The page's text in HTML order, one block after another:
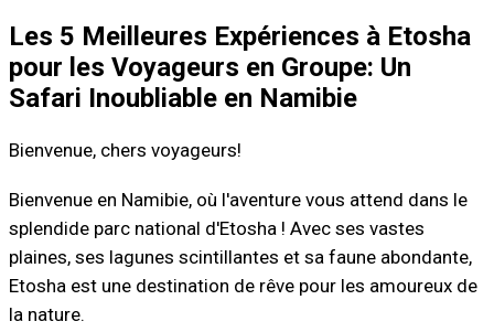
Les 5 Meilleures Expériences à Etosha
pour les Voyageurs en Groupe: Un
Safari Inoubliable en Namibie
Bienvenue, chers voyageurs!
Bienvenue en Namibie, où l'aventure vous attend dans le
splendide parc national d'Etosha ! Avec ses vastes
plaines, ses lagunes scintillantes et sa faune abondante,
Etosha est une destination de rêve pour les amoureux de
la nature.